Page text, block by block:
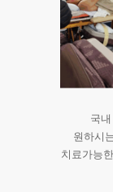
국
원하시
치료가능